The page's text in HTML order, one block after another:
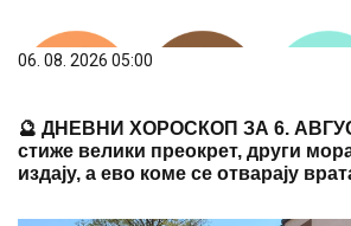
06. 08. 2026 05:00
🔮 ДНЕВНИ ХОРОСКОП ЗА 6.
стиже велики преокрет, други
издају, а ево коме се отварају